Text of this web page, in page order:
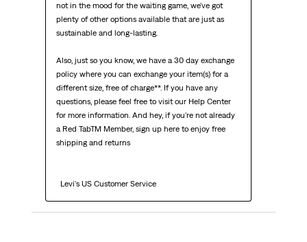
not in the mood for the waiting game, we've got
plenty of other options available that are just as
sustainable and long-lasting.
Also, just so you know, we have a 30 day exchange
policy where you can exchange your item(s) for a
different size, free of charge**. If you have any
questions, please feel free to visit our Help Center
for more information. And hey, if you're not already
a Red TabTM Member, sign up here to enjoy free
shipping and returns
  Levi's US Customer Service